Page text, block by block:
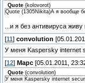
Quote (kolovorot)
Quote (1305Nikita)А я вообще
...и я без антивируса
[11 ] convolution
У меня Kaspersky internet
[12] Марс [05.01.2011,
Quote (convolution)
У меня Kaspersky internet